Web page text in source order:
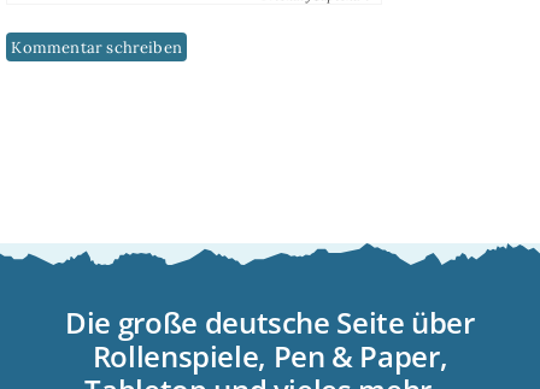
Die große deutsche Seite über
Rollenspiele, Pen & Paper,